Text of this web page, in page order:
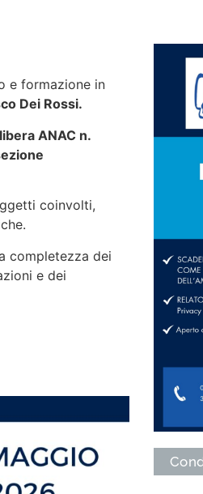
e formazione in
Dei Rossi.
ANAC n.
coinvolti,
completezza dei
e dei